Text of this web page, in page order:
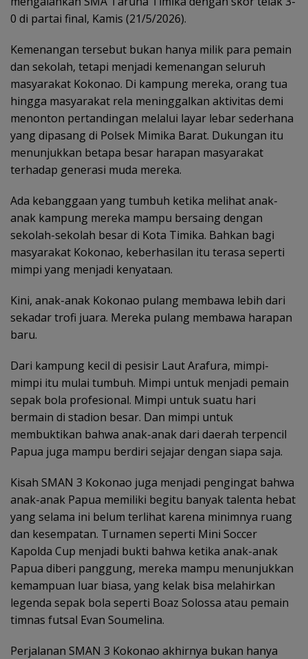
0 di partai final, Kamis (21/5/2026).
Kemenangan tersebut bukan hanya milik para pemain
dan sekolah, tetapi menjadi kemenangan seluruh
masyarakat Kokonao. Di kampung mereka, orang tua
hingga masyarakat rela meninggalkan aktivitas demi
menonton pertandingan melalui layar lebar sederhana
yang dipasang di Polsek Mimika Barat. Dukungan itu
menunjukkan betapa besar harapan masyarakat
terhadap generasi muda mereka.
Ada kebanggaan yang tumbuh ketika melihat anak-
anak kampung mereka mampu bersaing dengan
sekolah-sekolah besar di Kota Timika. Bahkan bagi
masyarakat Kokonao, keberhasilan itu terasa seperti
mimpi yang menjadi kenyataan.
Kini, anak-anak Kokonao pulang membawa lebih dari
sekadar trofi juara. Mereka pulang membawa harapan
baru.
Dari kampung kecil di pesisir Laut Arafura, mimpi-
mimpi itu mulai tumbuh. Mimpi untuk menjadi pemain
sepak bola profesional. Mimpi untuk suatu hari
bermain di stadion besar. Dan mimpi untuk
membuktikan bahwa anak-anak dari daerah terpencil
Papua juga mampu berdiri sejajar dengan siapa saja.
Kisah SMAN 3 Kokonao juga menjadi pengingat bahwa
anak-anak Papua memiliki begitu banyak talenta hebat
yang selama ini belum terlihat karena minimnya ruang
dan kesempatan. Turnamen seperti Mini Soccer
Kapolda Cup menjadi bukti bahwa ketika anak-anak
Papua diberi panggung, mereka mampu menunjukkan
kemampuan luar biasa, yang kelak bisa melahirkan
legenda sepak bola seperti Boaz Solossa atau pemain
timnas futsal Evan Soumelina.
Perjalanan SMAN 3 Kokonao akhirnya bukan hanya